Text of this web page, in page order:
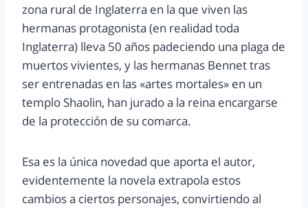
zona rural de Inglaterra en la que viven las
hermanas protagonista (en realidad toda
Inglaterra) lleva 50 años padeciendo una plaga de
muertos vivientes, y las hermanas Bennet tras
ser entrenadas en las «artes mortales» en un
templo Shaolin, han jurado a la reina encargarse
de la protección de su comarca.
Esa es la única novedad que aporta el autor,
evidentemente la novela extrapola estos
cambios a ciertos personajes, convirtiendo al